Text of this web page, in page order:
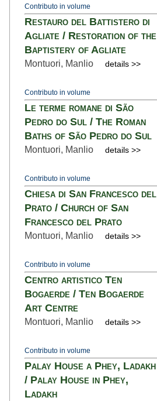
Contributo in volume
Restauro del Battistero di
Agliate / Restoration of the
Baptistery of Agliate
Montuori, Manlio details >>
Contributo in volume
Le terme romane di São
Pedro do Sul / The Roman
Baths of São Pedro do Sul
Montuori, Manlio details >>
Contributo in volume
Chiesa di San Francesco del
Prato / Church of San
Francesco del Prato
Montuori, Manlio details >>
Contributo in volume
Centro artistico Ten
Bogaerde / Ten Bogaerde
Art Centre
Montuori, Manlio details >>
Contributo in volume
Palay House a Phey, Ladakh
/ Palay House in Phey,
Ladakh